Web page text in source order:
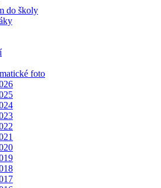
do školy
foto